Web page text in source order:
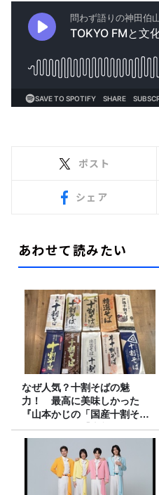
ポスト
シェア
あわせて読みたい
なぜ人気？十割そばの魅
力！ 最高に美味しかった
『山本かじの「国産十割そ
ば」』とは？【十割そば10種
食べ比べ】